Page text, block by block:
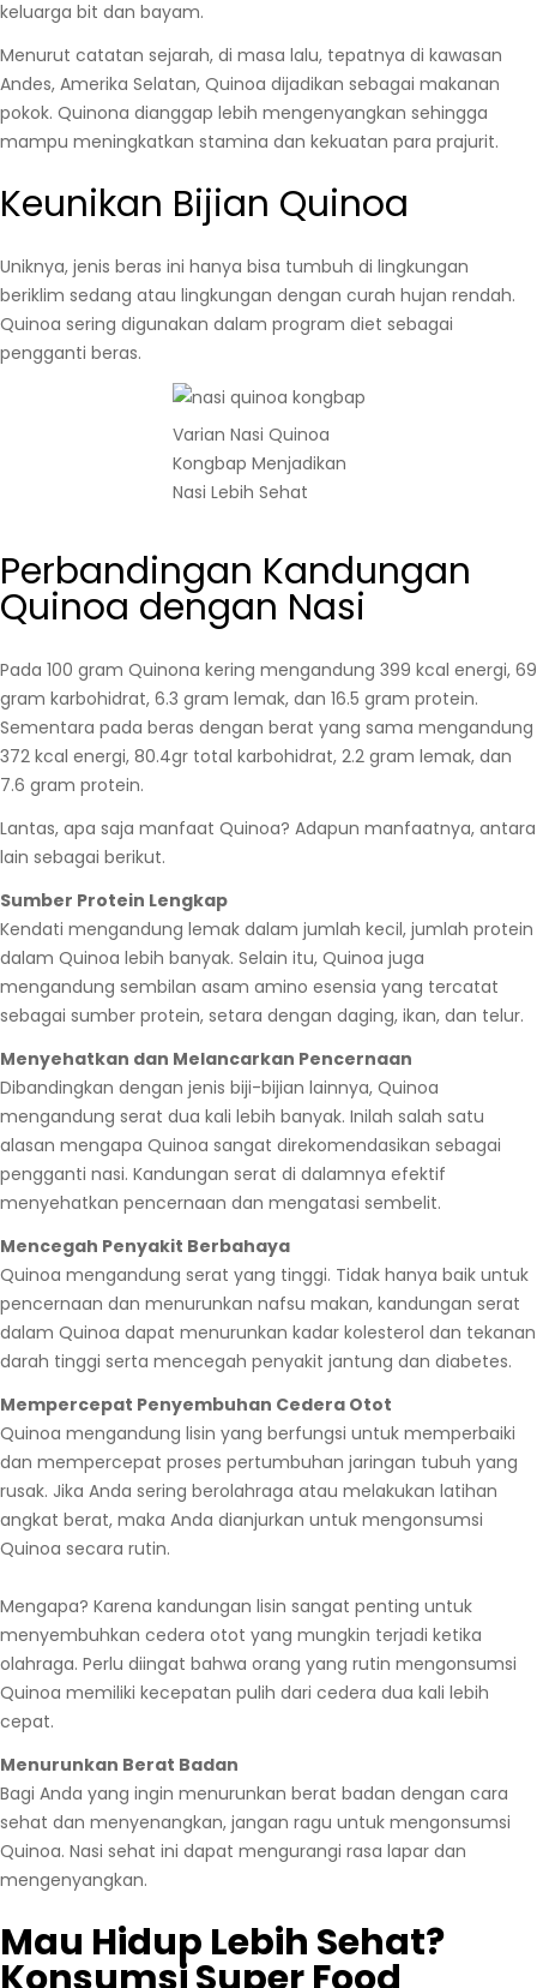
keluarga bit dan bayam.
Menurut catatan sejarah, di masa lalu, tepatnya di kawasan
Andes, Amerika Selatan, Quinoa dijadikan sebagai makanan
pokok. Quinona dianggap lebih mengenyangkan sehingga
mampu meningkatkan stamina dan kekuatan para prajurit.
Keunikan Bijian Quinoa
Uniknya, jenis beras ini hanya bisa tumbuh di lingkungan
beriklim sedang atau lingkungan dengan curah hujan rendah.
Quinoa sering digunakan dalam program diet sebagai
pengganti beras.
Varian Nasi Quinoa
Kongbap Menjadikan
Nasi Lebih Sehat
Perbandingan Kandungan
Quinoa dengan Nasi
Pada 100 gram Quinona kering mengandung 399 kcal energi, 69
gram karbohidrat, 6.3 gram lemak, dan 16.5 gram protein.
Sementara pada beras dengan berat yang sama mengandung
372 kcal energi, 80.4gr total karbohidrat, 2.2 gram lemak, dan
7.6 gram protein.
Lantas, apa saja manfaat Quinoa? Adapun manfaatnya, antara
lain sebagai berikut.
Sumber Protein Lengkap
Kendati mengandung lemak dalam jumlah kecil, jumlah protein
dalam Quinoa lebih banyak. Selain itu, Quinoa juga
mengandung sembilan asam amino esensia yang tercatat
sebagai sumber protein, setara dengan daging, ikan, dan telur.
Menyehatkan dan Melancarkan Pencernaan
Dibandingkan dengan jenis biji-bijian lainnya, Quinoa
mengandung serat dua kali lebih banyak. Inilah salah satu
alasan mengapa Quinoa sangat direkomendasikan sebagai
pengganti nasi. Kandungan serat di dalamnya efektif
menyehatkan pencernaan dan mengatasi sembelit.
Mencegah Penyakit Berbahaya
Quinoa mengandung serat yang tinggi. Tidak hanya baik untuk
pencernaan dan menurunkan nafsu makan, kandungan serat
dalam Quinoa dapat menurunkan kadar kolesterol dan tekanan
darah tinggi serta mencegah penyakit jantung dan diabetes.
Mempercepat Penyembuhan Cedera Otot
Quinoa mengandung lisin yang berfungsi untuk memperbaiki
dan mempercepat proses pertumbuhan jaringan tubuh yang
rusak. Jika Anda sering berolahraga atau melakukan latihan
angkat berat, maka Anda dianjurkan untuk mengonsumsi
Quinoa secara rutin.
Mengapa? Karena kandungan lisin sangat penting untuk
menyembuhkan cedera otot yang mungkin terjadi ketika
olahraga. Perlu diingat bahwa orang yang rutin mengonsumsi
Quinoa memiliki kecepatan pulih dari cedera dua kali lebih
cepat.
Menurunkan Berat Badan
Bagi Anda yang ingin menurunkan berat badan dengan cara
sehat dan menyenangkan, jangan ragu untuk mengonsumsi
Quinoa. Nasi sehat ini dapat mengurangi rasa lapar dan
mengenyangkan.
Mau Hidup Lebih Sehat?